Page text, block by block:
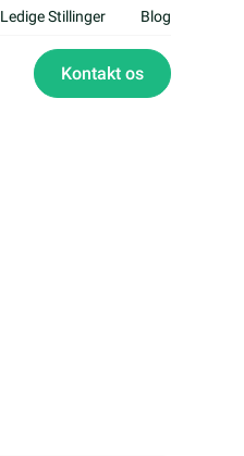
Ledige Stillinger Blog
Kontakt os